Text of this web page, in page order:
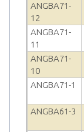
ANGBA71-
12
ANGBA71-
11
ANGBA71-
10
ANGBA71-1
ANGBA61-3